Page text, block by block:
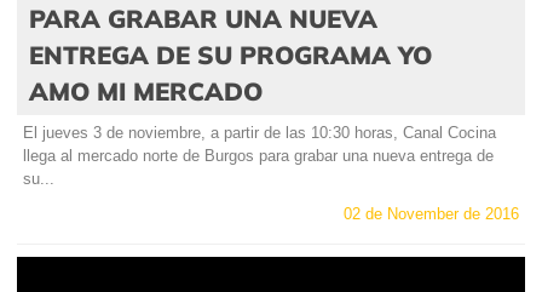
PARA GRABAR UNA NUEVA
ENTREGA DE SU PROGRAMA YO
AMO MI MERCADO
El jueves 3 de noviembre, a partir de las 10:30 horas, Canal Cocina
llega al mercado norte de Burgos para grabar una nueva entrega de
su...
02 de November de 2016